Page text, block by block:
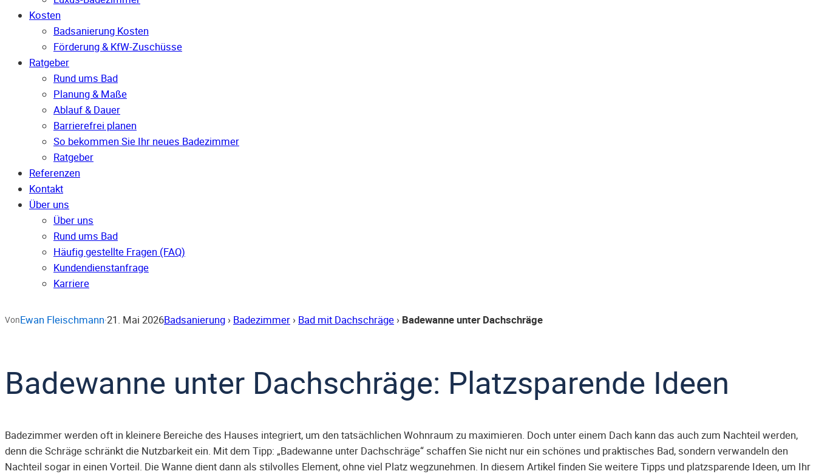
Kosten
Badsanierung Kosten
Förderung & KfW-Zuschüsse
Ratgeber
Rund ums Bad
Planung & Maße
Ablauf & Dauer
Barrierefrei planen
So bekommen Sie Ihr neues Badezimmer
Ratgeber
Referenzen
Kontakt
Über uns
Über uns
Rund ums Bad
Häufig gestellte Fragen (FAQ)
Kunden­dienst­anfrage
Karriere
VonEwan Fleischmann·21. Mai 2026Badsanierung › Badezimmer › Bad mit Dachschräge › Badewanne unter Dachschräge
Badewanne unter Dachschräge: Platzsparende Ideen
Badezimmer werden oft in kleinere Bereiche des Hauses integriert, um den tatsächlichen Wohnraum zu maximieren. Doch unter einem Dach kann das auch zum Nachteil werden,
denn die Schräge schränkt die Nutzbarkeit ein. Mit dem Tipp: „Badewanne unter Dachschräge“ schaffen Sie nicht nur ein schönes und praktisches Bad, sondern verwandeln den
Nachteil sogar in einen Vorteil. Die Wanne dient dann als stilvolles Element, ohne viel Platz wegzunehmen. In diesem Artikel finden Sie weitere Tipps und platzsparende Ideen, um Ihr